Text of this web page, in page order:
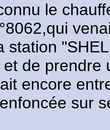
le
station
de prendre
encore
sur